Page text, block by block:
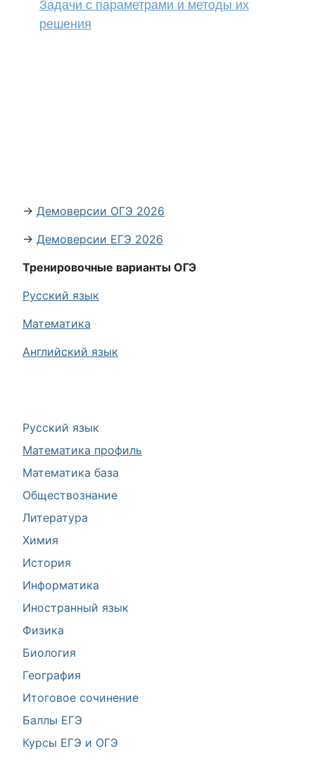
Русский язык
Математика профиль
Математика база
Обществознание
Литература
Химия
История
Информатика
Иностранный язык
Физика
Биология
География
Итоговое сочинение
Баллы ЕГЭ
Курсы ЕГЭ и ОГЭ
Задачи с параметрами и методы их
решения
→ Демоверсии ОГЭ 2026
→ Демоверсии ЕГЭ 2026
Тренировочные варианты ОГЭ
Русский язык
Математика
Английский язык